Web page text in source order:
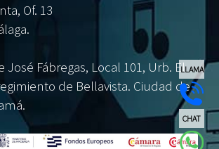
LLAMA
CHAT
Of. 13
José Fábregas, Local 101, Urb. El
de Bellavista. Ciudad de